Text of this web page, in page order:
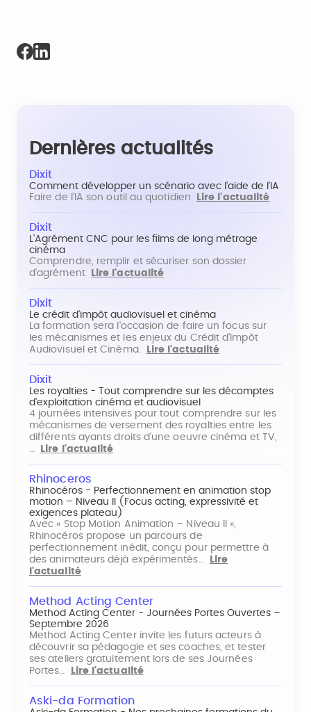
Dernières actualités
Dixit
Comment développer un scénario avec l'aide de l'IA
Faire de l'IA son outil au quotidien
Lire l'actualité
Dixit
L'Agrément CNC pour les films de long métrage
cinéma
Comprendre, remplir et sécuriser son dossier
d'agrément
Lire l'actualité
Dixit
Le crédit d'impôt audiovisuel et cinéma
La formation sera l'occasion de faire un focus sur
les mécanismes et les enjeux du Crédit d'Impôt
Audiovisuel et Cinéma.
Lire l'actualité
Dixit
Les royalties - Tout comprendre sur les décomptes
d'exploitation cinéma et audiovisuel
4 journées intensives pour tout comprendre sur les
mécanismes de versement des royalties entre les
différents ayants droits d'une oeuvre cinéma et TV,
…
Lire l'actualité
Rhinoceros
Rhinocéros - Perfectionnement en animation stop
motion – Niveau II (Focus acting, expressivité et
exigences plateau)
Avec « Stop Motion Animation – Niveau II »,
Rhinocéros propose un parcours de
perfectionnement inédit, conçu pour permettre à
des animateurs déjà expérimentés…
Lire
l'actualité
Method Acting Center
Method Acting Center - Journées Portes Ouvertes –
Septembre 2026
Method Acting Center invite les futurs acteurs à
découvrir sa pédagogie et ses coaches, et tester
ses ateliers gratuitement lors de ses Journées
Portes…
Lire l'actualité
Aski-da Formation